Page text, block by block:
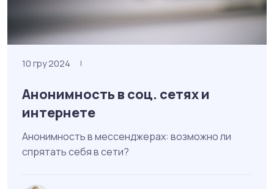
10 гру 2024 |
Анонимность в соц. сетях и
интернете
Анонимность в мессенджерах: возможно ли
спрятать себя в сети?